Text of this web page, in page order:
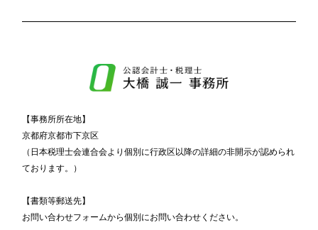
【事務所所在地】
京都府京都市下京区
（日本税理士会連合会より個別に行政区以降の詳細の非開示が認められ
ております。）
【書類等郵送先】
お問い合わせフォームから個別にお問い合わせください。